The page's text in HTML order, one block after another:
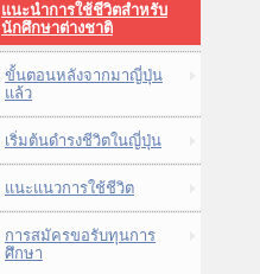
แนะนำการใช้ชีวิตสำหรับ
นักศึกษาต่างชาติ
ขั้นตอนหลังจากมาญี่ปุ่น
แล้ว
เริ่มต้นดำรงชีวิตในญี่ปุ่น
แนะแนวการใช้ชีวิต
การสมัครขอรับทุนการ
ศึกษา